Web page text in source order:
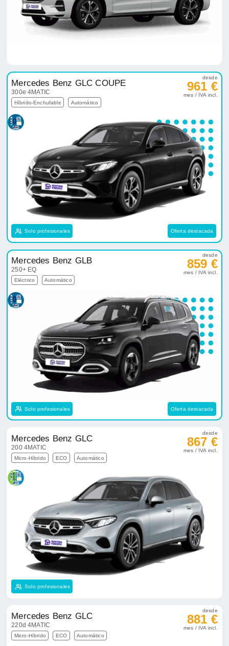
Mercedes Benz GLC COUPE
300e 4MATIC
Híbrido-Enchufable Automático
desde
961 €
mes / IVA incl.
Solo profesionales Oferta destacada
Mercedes Benz GLB
250+ EQ
Eléctrico Automático
desde
859 €
mes / IVA incl.
Solo profesionales Oferta destacada
Mercedes Benz GLC
200 4MATIC
Micro-Híbrido ECO Automático
desde
867 €
mes / IVA incl.
Solo profesionales
Mercedes Benz GLC
220d 4MATIC
Micro-Híbrido ECO Automático
desde
881 €
mes / IVA incl.